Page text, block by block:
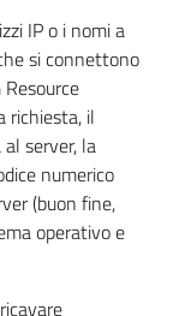
IP o i nomi a
si connettono
richiesta, il
server, la
numerico
(buon fine,
operativo e